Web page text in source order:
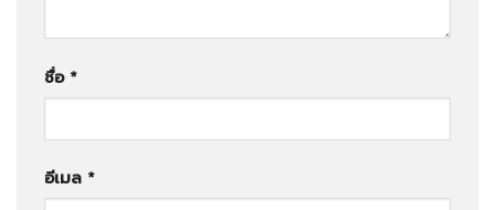
ชื่อ *
อีเมล *